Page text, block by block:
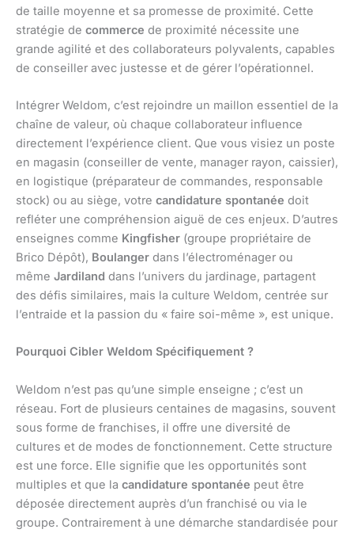
de taille moyenne et sa promesse de proximité. Cette
stratégie de commerce de proximité nécessite une
grande agilité et des collaborateurs polyvalents, capables
de conseiller avec justesse et de gérer l’opérationnel.
Intégrer Weldom, c’est rejoindre un maillon essentiel de la
chaîne de valeur, où chaque collaborateur influence
directement l’expérience client. Que vous visiez un poste
en magasin (conseiller de vente, manager rayon, caissier),
en logistique (préparateur de commandes, responsable
stock) ou au siège, votre candidature spontanée doit
refléter une compréhension aiguë de ces enjeux. D’autres
enseignes comme Kingfisher (groupe propriétaire de
Brico Dépôt), Boulanger dans l’électroménager ou
même Jardiland dans l’univers du jardinage, partagent
des défis similaires, mais la culture Weldom, centrée sur
l’entraide et la passion du « faire soi-même », est unique.
Pourquoi Cibler Weldom Spécifiquement ?
Weldom n’est pas qu’une simple enseigne ; c’est un
réseau. Fort de plusieurs centaines de magasins, souvent
sous forme de franchises, il offre une diversité de
cultures et de modes de fonctionnement. Cette structure
est une force. Elle signifie que les opportunités sont
multiples et que la candidature spontanée peut être
déposée directement auprès d’un franchisé ou via le
groupe. Contrairement à une démarche standardisée pour